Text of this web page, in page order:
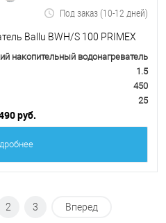
Под заказ (10-12 дней)
Ballu BWH/S 100 PRIMEX
накопительный водонагреватель
1.5
450
25
руб.
2 3 Вперед